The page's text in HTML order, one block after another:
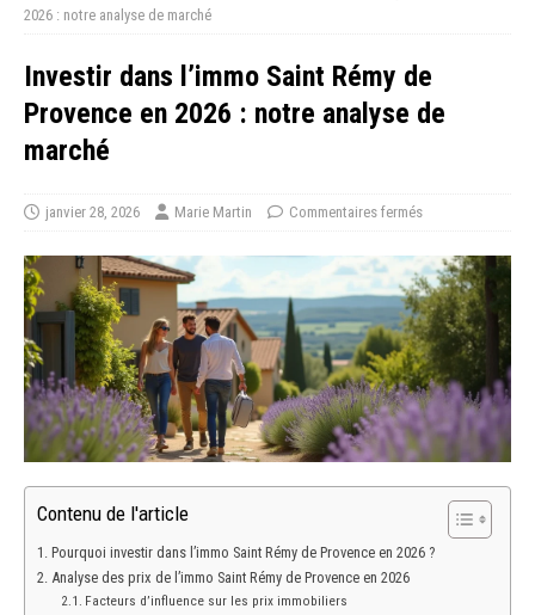
2026 : notre analyse de marché
Investir dans l’immo Saint Rémy de
Provence en 2026 : notre analyse de
marché
janvier 28, 2026 Marie Martin Commentaires fermés
Contenu de l'article
Pourquoi investir dans l’immo Saint Rémy de Provence en 2026 ?
Analyse des prix de l’immo Saint Rémy de Provence en 2026
Facteurs d’influence sur les prix immobiliers